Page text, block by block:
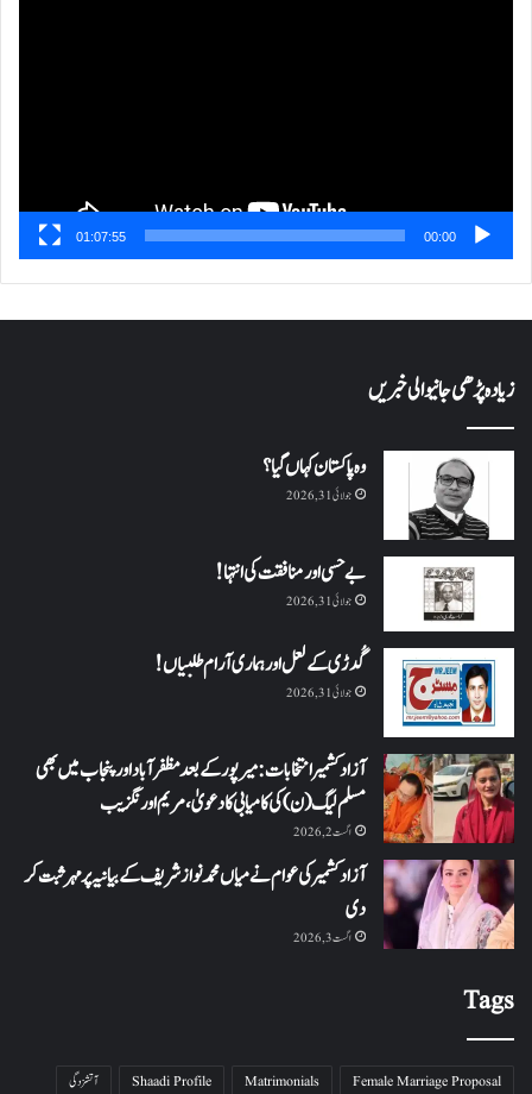
00:00
01:07:55
زیادہ پڑھی جانیوالی خبریں
وہ پاکستان کہاں گیا؟
جولائی 31, 2026
بے حسی اور منافقت کی انتہا !
جولائی 31, 2026
گُدڑی کے لعل اور ہماری آرام طلبیاں!
جولائی 31, 2026
آزاد کشمیر انتخابات: میرپور کے بعد مظفرآباد اور پنجاب میں بھی
مسلم لیگ (ن) کی کامیابی کا دعویٰ، مریم اورنگزیب
اگست 2, 2026
آزاد کشمیر کی عوام نے میاں محمد نواز شریف کے بیانیہ پر مہر ثبت کر
دی
اگست 3, 2026
Tags
Female Marriage Proposal
Matrimonials
Shaadi Profile
آتشزدگی